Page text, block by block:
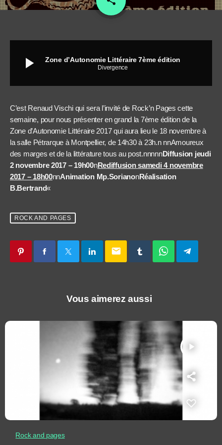
play_arrow Zone d’Autonomie Littéraire 7ème édition
Divergence
C’est Renaud Vischi qui sera l’invité de Rock’n Pages cette
semaine, pour nous présenter en grand la 7ème édition de la
Zone d’Autonomie Littéraire 2017 qui aura lieu le 18 novembre à
la salle Pétrarque à Montpellier, de 14h30 à 23h.n nnAmoureux
des marges et de la littérature tous au post.nnnnnDiffusion jeudi
2 novembre 2017 – 19h00nRediffusion samedi 4 novembre
2017 – 18h00nnAnimation Mp.SorianonRéalisation
B.Bertrand«
ROCK AND PAGES
email
Vous aimerez aussi
play_arrow
Rock and pages